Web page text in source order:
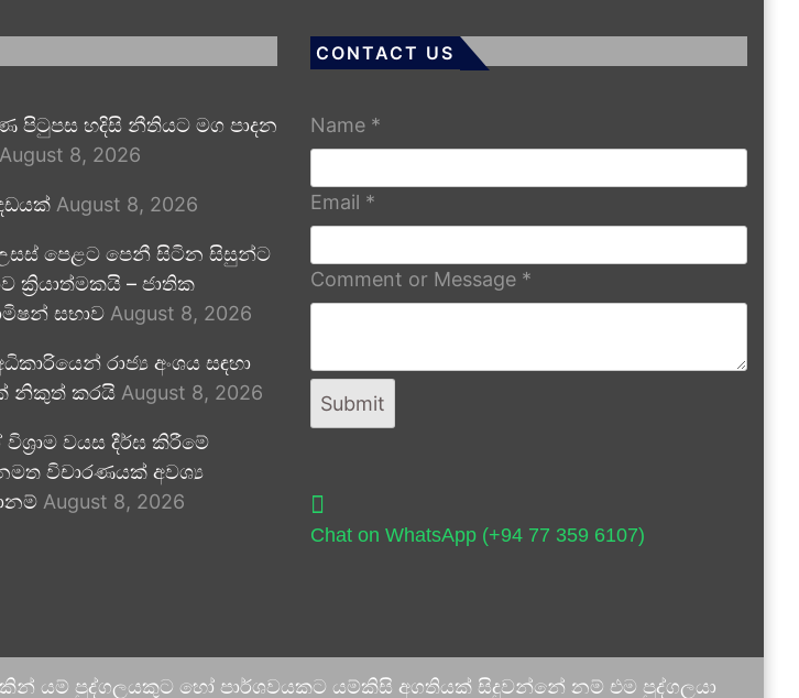
පිටුපස හදිසි නීතියට මග පාදන
August 8, 2026
August 8, 2026
පෙළට පෙනී සිටින සිසුන්ට
ක්‍රියාත්මකයි – ජාතික
සභාව August 8, 2026
රාජ්‍ය අංශය සඳහා
නිකුත් කරයි August 8, 2026
වයස දීර්ඝ කිරීමේ
විචාරණයක් අවශ්‍ය
August 8, 2026
CONTACT US
Name *
Email *
Comment or Message *
Submit
Chat on WhatsApp (+94 77 359 6107)
යම් පුද්ගලයකුට හෝ පාර්ශවයකට යම්කිසි අගතියක් සිදුවන්නේ නම් එම පුද්ගලයා